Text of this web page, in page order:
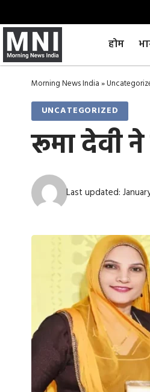
होम
Morning News India»
UNCATEGORIZED
रूमा देवी ने
Last updated: